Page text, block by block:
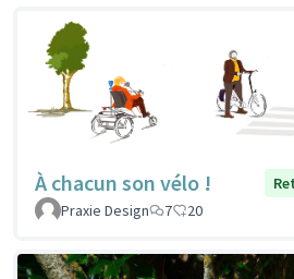
À chacun son vélo !
Praxie Design
7 20